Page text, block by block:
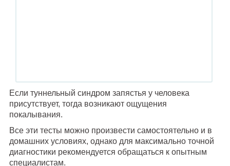
Если туннельный синдром запястья у человека
присутствует, тогда возникают ощущения
покалывания.
Все эти тесты можно произвести самостоятельно и в
домашних условиях, однако для максимально точной
диагностики рекомендуется обращаться к опытным
специалистам.